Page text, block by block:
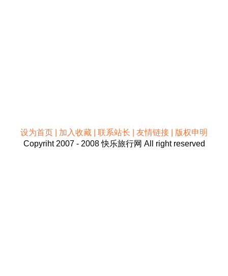
设为首页 | 加入收藏 | 联系站长 | 友情链接 | 版权申明
Copyriht 2007 - 2008 快乐旅行网 All right reserved